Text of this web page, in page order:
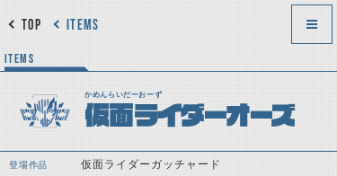
ITEMS
TOP
ITEMS
かめんらいだーおーず
仮面ライダーオーズ
登場作品 仮面ライダーガッチャード